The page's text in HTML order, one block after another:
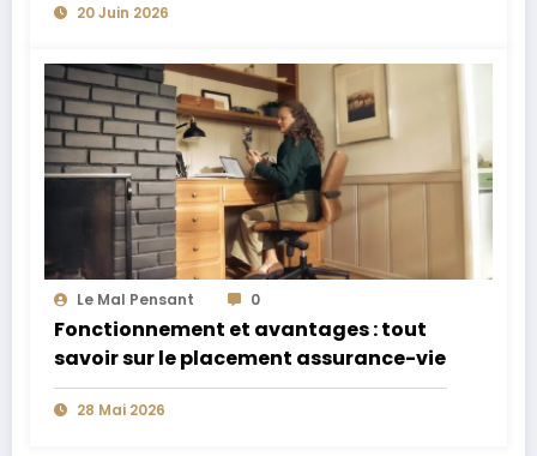
20 Juin 2026
Le Mal Pensant 0
Fonctionnement et avantages : tout
savoir sur le placement assurance-vie
28 Mai 2026